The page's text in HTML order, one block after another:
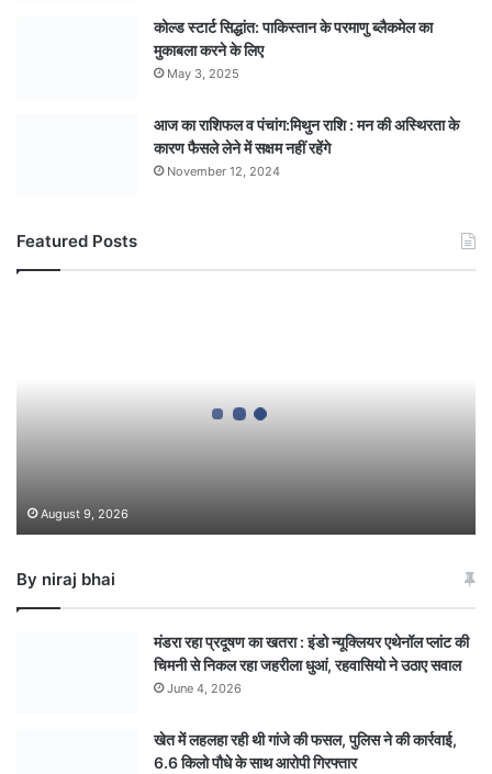
कोल्ड स्टार्ट सिद्धांत: पाकिस्तान के परमाणु ब्लैकमेल का
मुकाबला करने के लिए
May 3, 2025
आज का राशिफल व पंचांग:मिथुन राशि : मन की अस्थिरता के
कारण फैसले लेने में सक्षम नहीं रहेंगे
November 12, 2024
Featured Posts
August 9, 2026
By niraj bhai
मंडरा रहा प्रदूषण का खतरा : इंडो न्यूक्लियर एथेनॉल प्लांट की
चिमनी से निकल रहा जहरीला धुआं, रहवासियो ने उठाए सवाल
June 4, 2026
खेत में लहलहा रही थी गांजे की फसल, पुलिस ने की कार्रवाई,
6.6 किलो पौधे के साथ आरोपी गिरफ्तार